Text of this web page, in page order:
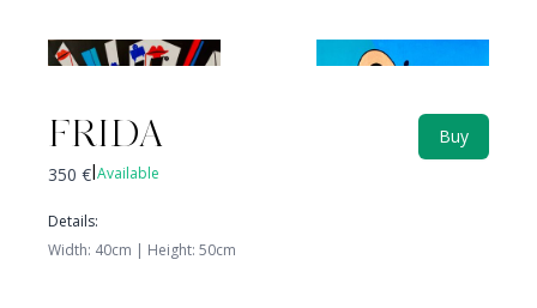
FRIDA
Buy
350 € Available
Details:
Width: 40cm | Height: 50cm